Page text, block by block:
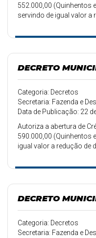
552.000,00 (Quinhentos
servindo de igual valor a
DECRETO
Categoria: Decretos
Secretaria: Fazenda e
Data de Publicação: 22
Autoriza a abertura de
590.000,00 (Quinhentos
igual valor a redução de
DECRETO
Categoria: Decretos
Secretaria: Fazenda e